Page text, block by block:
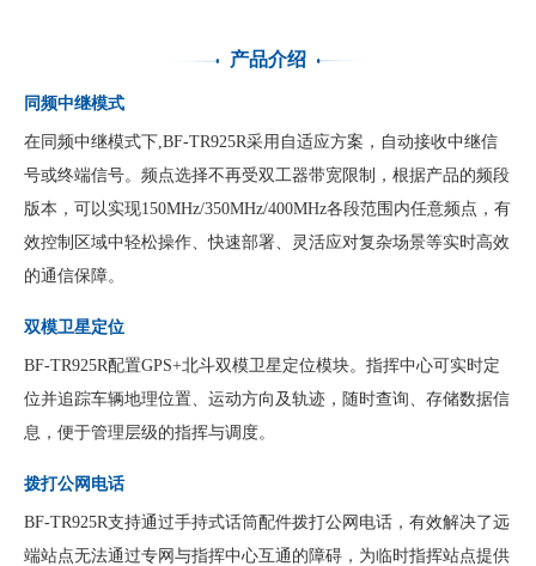
产品介绍
同频中继模式
在同频中继模式下,BF-TR925R采用自适应方案，自动接收中继信
号或终端信号。频点选择不再受双工器带宽限制，根据产品的频段
版本，可以实现150MHz/350MHz/400MHz各段范围内任意频点，有
效控制区域中轻松操作、快速部署、灵活应对复杂场景等实时高效
的通信保障。
双模卫星定位
BF-TR925R配置GPS+北斗双模卫星定位模块。指挥中心可实时定
位并追踪车辆地理位置、运动方向及轨迹，随时查询、存储数据信
息，便于管理层级的指挥与调度。
拨打公网电话
BF-TR925R支持通过手持式话筒配件拨打公网电话，有效解决了远
端站点无法通过专网与指挥中心互通的障碍，为临时指挥站点提供